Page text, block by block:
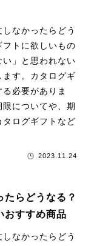
なかったらどう
トに欲しいもの
」と思われない
す。カタログギ
必要がありま
についてや、期
ログギフトなど
2023.11.24
たらどうなる？
おすすめ商品
なかったらどう